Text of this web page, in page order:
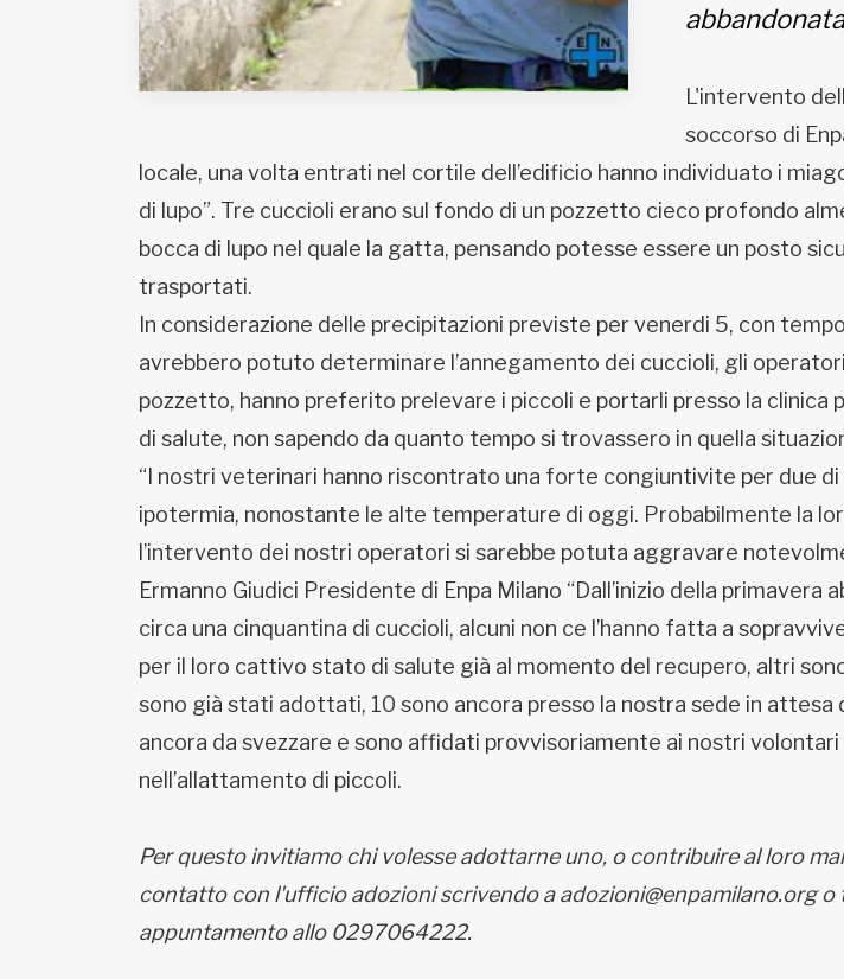
L'intervento
soccorso di
locale, una volta entrati nel cortile dell’edificio hanno individuato i
di lupo”. Tre cuccioli erano sul fondo di un pozzetto cieco profondo
bocca di lupo nel quale la gatta, pensando potesse essere un posto
trasportati.
In considerazione delle precipitazioni previste per venerdi 5, con
avrebbero potuto determinare l’annegamento dei cuccioli, gli
pozzetto, hanno preferito prelevare i piccoli e portarli presso la clinica
di salute, non sapendo da quanto tempo si trovassero in quella
“I nostri veterinari hanno riscontrato una forte congiuntivite per due
ipotermia, nonostante le alte temperature di oggi. Probabilmente la
l’intervento dei nostri operatori si sarebbe potuta aggravare
Ermanno Giudici Presidente di Enpa Milano “Dall’inizio della primavera
circa una cinquantina di cuccioli, alcuni non ce l’hanno fatta a
per il loro cattivo stato di salute già al momento del recupero, altri
sono già stati adottati, 10 sono ancora presso la nostra sede in attesa
ancora da svezzare e sono affidati provvisoriamente ai nostri volontari
nell’allattamento di piccoli.
Per questo invitiamo chi volesse adottarne uno, o contribuire al loro
contatto con l'ufficio adozioni scrivendo a adozioni@enpamilano.org o
appuntamento allo 0297064222.